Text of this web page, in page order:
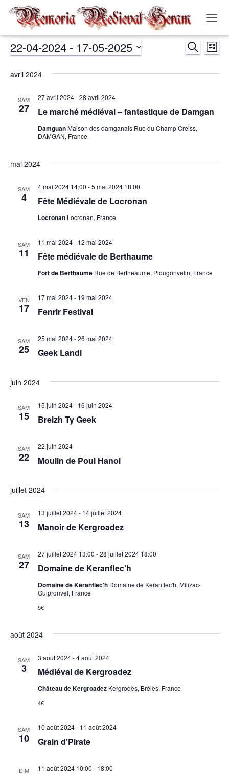
LA
Évènements
et
de
LISTE
22-04-2024 - 17-05-2025
une
avril 2024
SAM
27 Le marché médiéval – fantastique de Damgan
27 avril 2024-28 avril 2024
DamguanMaison des damganais Rue du Champ Creiss,
DAMGAN, France
mai 2024
SAM
4 Fête Médiévale de Locronan
4 mai 2024 14:00 -5 mai 2024 18:00
Locronan Locronan, France
SAM
11 Fête médiévale de Berthaume
11 mai 2024- 12 mai 2024
Fort de Berthaume Rue de Bertheaume, Plougonvelin, France
VEN
17 Fenrir Festival
17 mai 2024- 19 mai 2024
SAM
25 Geek Landi
25 mai 2024-26 mai 2024
juin 2024
SAM
15 Breizh Ty Geek
15 juin 2024- 16 juin 2024
SAM
22 Moulin de Poul Hanol
22 juin 2024
juillet 2024
SAM
13 Manoir de Kergroadez
13 juillet 2024- 14 juillet 2024
SAM
27 Domaine de Keranflec’h
27 juillet 2024 13:00 -28 juillet 2024 18:00
Domaine de Keranflec'h Domaine de Keranflec'h, Milizac-
Guipronvel, France
5€
août 2024
SAM
3 Médiéval de Kergroadez
3 août 2024-4 août 2024
Château de Kergroadez Kergrodès, Brélès, France
4€
SAM
10 Grain d’Pirate
10 août 2024- 11 août 2024
DIM 11 août 2024 10:00 - 18:00